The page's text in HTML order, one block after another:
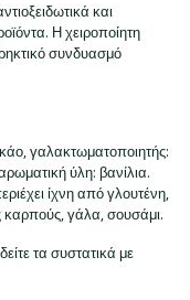
και
Η χειροποίητη
συνδυασμό
γαλακτωματοποιητής:
ύλη: βανίλια.
ίχνη από γλουτένη,
καρπούς, γάλα, σουσάμι.
τα συστατικά με